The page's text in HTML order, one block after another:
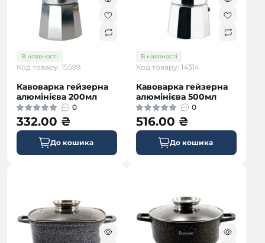
В наявності
Код товару: 15599
Кавоварка гейзерна
алюмінієва 200мл
0
332.00 ₴
До кошика
В наявності
Код товару: 14314
Кавоварка гейзерна
алюмінієва 500мл
0
516.00 ₴
До кошика